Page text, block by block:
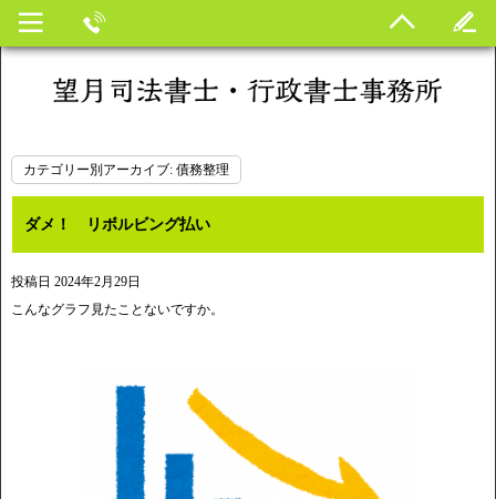
カテゴリー別アーカイブ: 債務整理
ダメ！ リボルビング払い
投稿日 2024年2月29日
こんなグラフ見たことないですか。